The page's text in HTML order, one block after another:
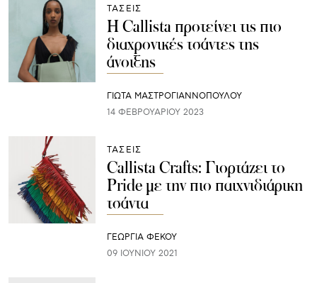
ΤΑΣΕΙΣ
Η Callista προτείνει τις πιο
διαχρονικές τσάντες της
άνοιξης
ΓΙΩΤΑ ΜΑΣΤΡΟΓΙΑΝΝΟΠΟΥΛΟΥ
14 ΦΕΒΡΟΥΑΡΊΟΥ 2023
ΤΑΣΕΙΣ
Callista Crafts: Γιορτάζει το
Pride με την πιο παιxνιδιάρικη
τσάντα
ΓΕΩΡΓΙΑ ΦΕΚΟΥ
09 ΙΟΥΝΊΟΥ 2021